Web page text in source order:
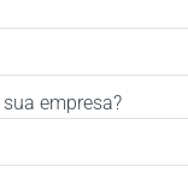
empresa?